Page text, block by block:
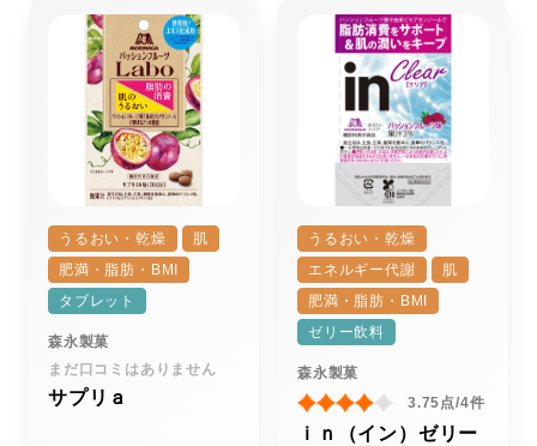
うるおい・乾燥
肌
肥満・脂肪・BMI
タブレット
森永製菓
まだ口コミはありません
サプリａ
うるおい・乾燥
エネルギー代謝
肌
肥満・脂肪・BMI
ゼリー飲料
森永製菓
3.75点/4件
ｉｎ（イン）ゼリー